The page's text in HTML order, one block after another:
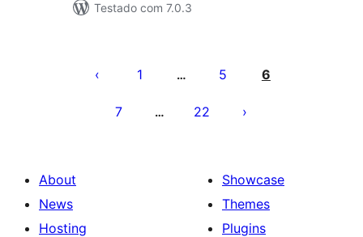
Testado com 7.0.3
pagination
1 … 5 6
7 … 22
About
News
Hosting
Showcase
Themes
Plugins